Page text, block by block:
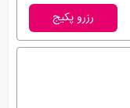
رزرو پکیج